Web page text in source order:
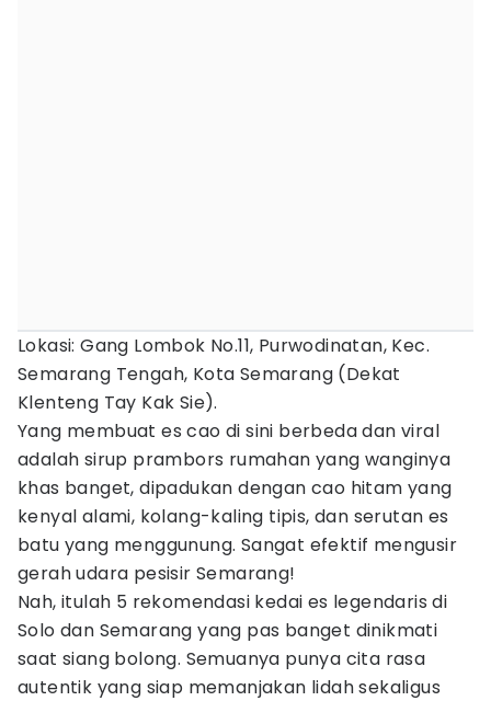
Lokasi: Gang Lombok No.11, Purwodinatan, Kec.
Semarang Tengah, Kota Semarang (Dekat
Klenteng Tay Kak Sie).
Yang membuat es cao di sini berbeda dan viral
adalah sirup prambors rumahan yang wanginya
khas banget, dipadukan dengan cao hitam yang
kenyal alami, kolang-kaling tipis, dan serutan es
batu yang menggunung. Sangat efektif mengusir
gerah udara pesisir Semarang!
Nah, itulah 5 rekomendasi kedai es legendaris di
Solo dan Semarang yang pas banget dinikmati
saat siang bolong. Semuanya punya cita rasa
autentik yang siap memanjakan lidah sekaligus